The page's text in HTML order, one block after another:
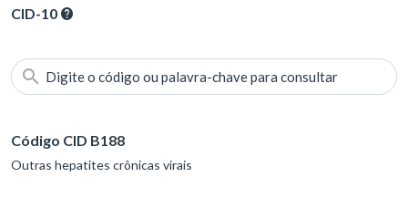
CID-10
Digite o código ou palavra-chave para consultar
Código CID B188
Outras hepatites crônicas virais